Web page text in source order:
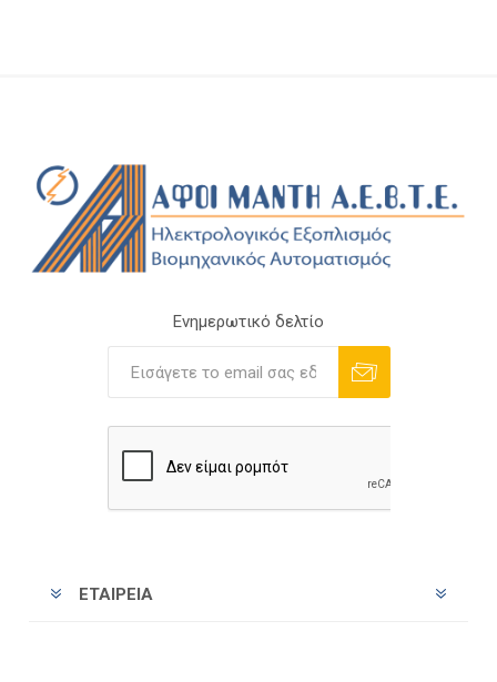
Ενημερωτικό δελτίο
ΕΤΑΙΡΕΊΑ